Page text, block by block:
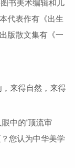
书美术编辑和儿
代表作有《出生
版散文集有《一
来得自然，来得
中的‘顶流审
？您认为中华美学